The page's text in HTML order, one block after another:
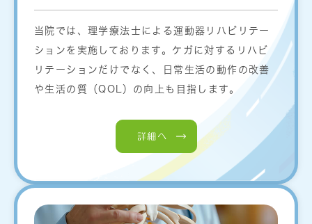
当院では、理学療法士による運動器リハビリテー
ションを実施しております。ケガに対するリハビ
リテーションだけでなく、日常生活の動作の改善
や生活の質（QOL）の向上も目指します。
詳細へ